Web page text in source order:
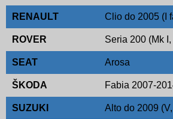
RENAULT Clio do 2005 (I
ROVER Seria 200 (Mk I,
SEAT Arosa
ŠKODA Fabia 2007-
SUZUKI Alto do 2009